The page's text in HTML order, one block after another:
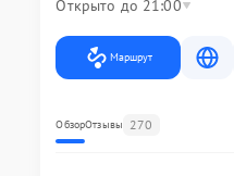
Открыто до 21:00
Маршрут
ОбзорОтзывы 270